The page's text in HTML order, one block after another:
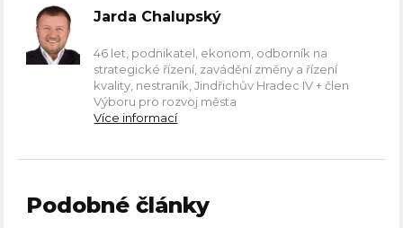
Jarda Chalupský
46 let, podnikatel, ekonom, odborník na
strategické řízení, zavádění změny a řízení
kvality, nestraník, Jindřichův Hradec IV + člen
Výboru pro rozvoj města
Více informací
Podobné články